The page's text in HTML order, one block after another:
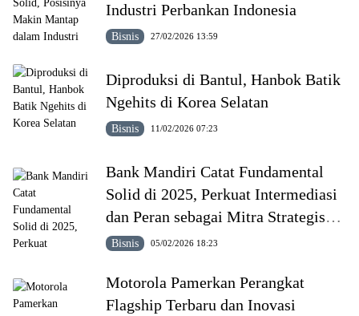
Industri Perbankan Indonesia
Bisnis 27/02/2026 13:59
Diproduksi di Bantul, Hanbok Batik
Ngehits di Korea Selatan
Bisnis 11/02/2026 07:23
Bank Mandiri Catat Fundamental
Solid di 2025, Perkuat Intermediasi
dan Peran sebagai Mitra Strategis
Pemerintah
Bisnis 05/02/2026 18:23
Motorola Pamerkan Perangkat
Flagship Terbaru dan Inovasi